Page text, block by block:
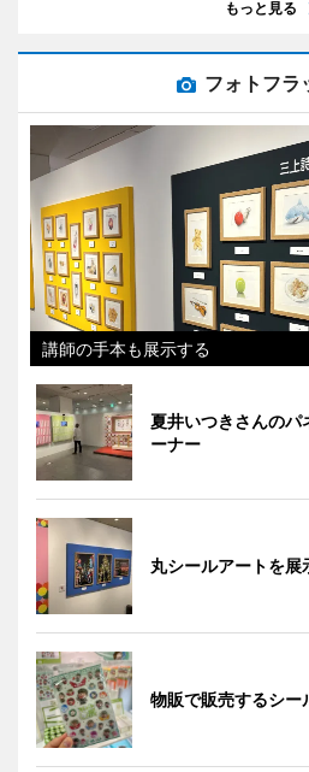
もっと見る
フォトフラ
講師の手本も展示する
夏井いつきさんのパ
ーナー
丸シールアートを展
物販で販売するシー